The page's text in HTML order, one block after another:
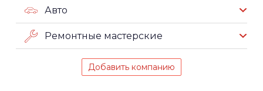
Авто
Ремонтные мастерские
Добавить компанию